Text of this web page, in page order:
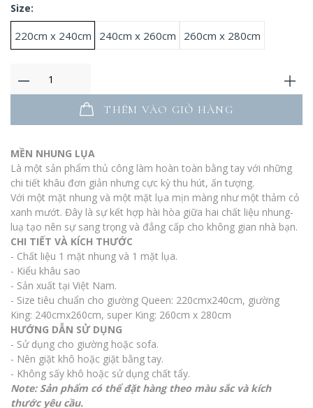
Size:
220cm x 240cm 240cm x 260cm 260cm x 280cm
THÊM VÀO GIỎ HÀNG
MỀN NHUNG LỤA
Là một sản phẩm thủ công làm hoàn toàn bằng tay với những
chi tiết khâu đơn giản nhưng cực kỳ thu hút, ấn tượng.
Với một mặt nhung và một mặt lụa mịn màng như một thảm cỏ
xanh mướt. Đây là sự kết hợp hài hòa giữa hai chất liệu nhung-
luạ tạo nên sự sang trọng và đẳng cấp cho không gian nhà bạn.
CHI TIẾT VÀ KÍCH THƯỚC
- Chất liệu 1 mặt nhung và 1 mặt lụa.
- Kiểu khâu sao
- Sản xuất tại Việt Nam.
- Size tiêu chuẩn cho giường Queen: 220cmx240cm, giường
King: 240cmx260cm, super King: 260cm x 280cm
HƯỚNG DẪN SỬ DỤNG
- Sử dụng cho giường hoặc sofa.
- Nên giặt khô hoặc giặt bằng tay.
- Không sấy khô hoặc sử dụng chất tẩy.
Note: Sản phẩm có thể đặt hàng theo màu sắc và kích
thước yêu cầu.